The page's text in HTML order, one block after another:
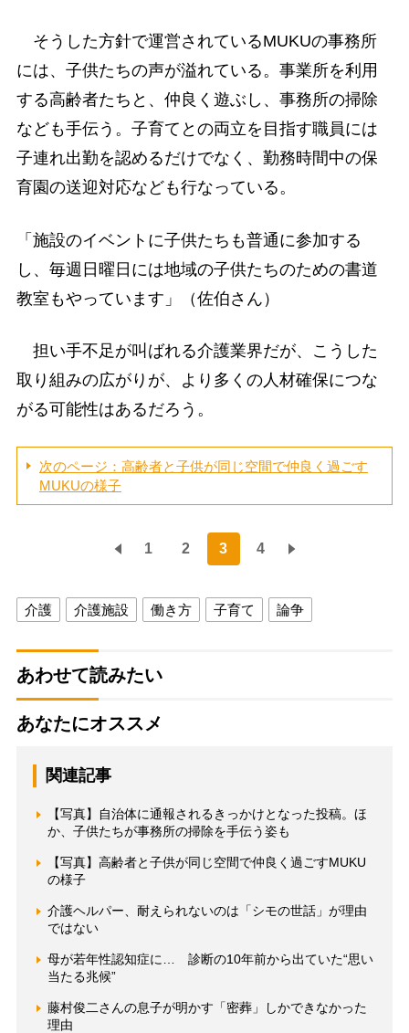
そうした方針で運営されているMUKUの事務所
には、子供たちの声が溢れている。事業所を利用
する高齢者たちと、仲良く遊ぶし、事務所の掃除
なども手伝う。子育てとの両立を目指す職員には
子連れ出勤を認めるだけでなく、勤務時間中の保
育園の送迎対応なども行なっている。
「施設のイベントに子供たちも普通に参加する
し、毎週日曜日には地域の子供たちのための書道
教室もやっています」（佐伯さん）
担い手不足が叫ばれる介護業界だが、こうした
取り組みの広がりが、より多くの人材確保につな
がる可能性はあるだろう。
次のページ：高齢者と子供が同じ空間で仲良く過ごす
MUKUの様子
1 2 3 4
介護 介護施設 働き方 子育て 論争
あわせて読みたい
あなたにオススメ
関連記事
【写真】自治体に通報されるきっかけとなった投稿。ほ
か、子供たちが事務所の掃除を手伝う姿も
【写真】高齢者と子供が同じ空間で仲良く過ごすMUKU
の様子
介護ヘルパー、耐えられないのは「シモの世話」が理由
ではない
母が若年性認知症に… 診断の10年前から出ていた“思い
当たる兆候”
藤村俊二さんの息子が明かす「密葬」しかできなかった
理由